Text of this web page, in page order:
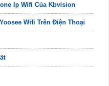
Ip Wifi Của Kbvision
Wifi Trên Điện Thoại